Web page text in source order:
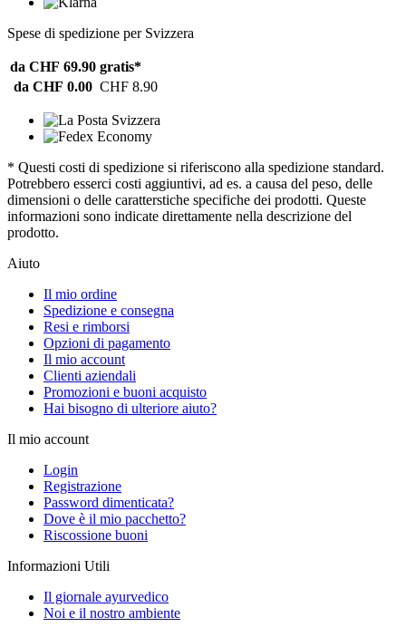
Spese di spedizione per Svizzera
da CHF 69.90 gratis*
da CHF 0.00 CHF 8.90
* Questi costi di spedizione si riferiscono alla spedizione standard.
Potrebbero esserci costi aggiuntivi, ad es. a causa del peso, delle
dimensioni o delle caratterstiche specifiche dei prodotti. Queste
informazioni sono indicate direttamente nella descrizione del
prodotto.
Aiuto
Il mio ordine
Spedizione e consegna
Resi e rimborsi
Opzioni di pagamento
Il mio account
Clienti aziendali
Promozioni e buoni acquisto
Hai bisogno di ulteriore aiuto?
Il mio account
Login
Registrazione
Password dimenticata?
Dove è il mio pacchetto?
Riscossione buoni
Informazioni Utili
Il giornale ayurvedico
Noi e il nostro ambiente